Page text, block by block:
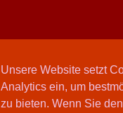
Unsere Website setzt
Analytics ein, um
zu bieten. Wenn Sie